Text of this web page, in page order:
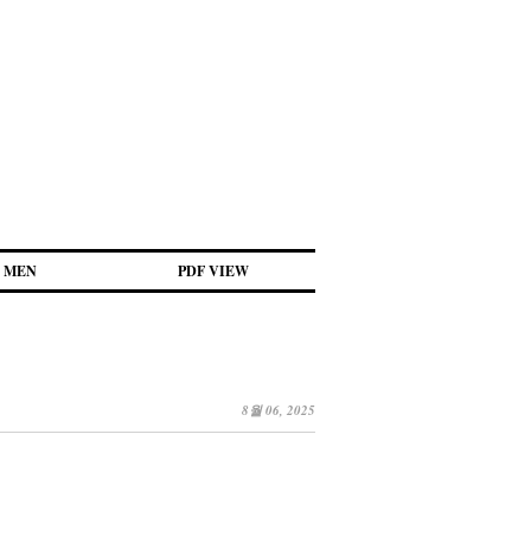
MEN PDF VIEW
8월 06, 2025